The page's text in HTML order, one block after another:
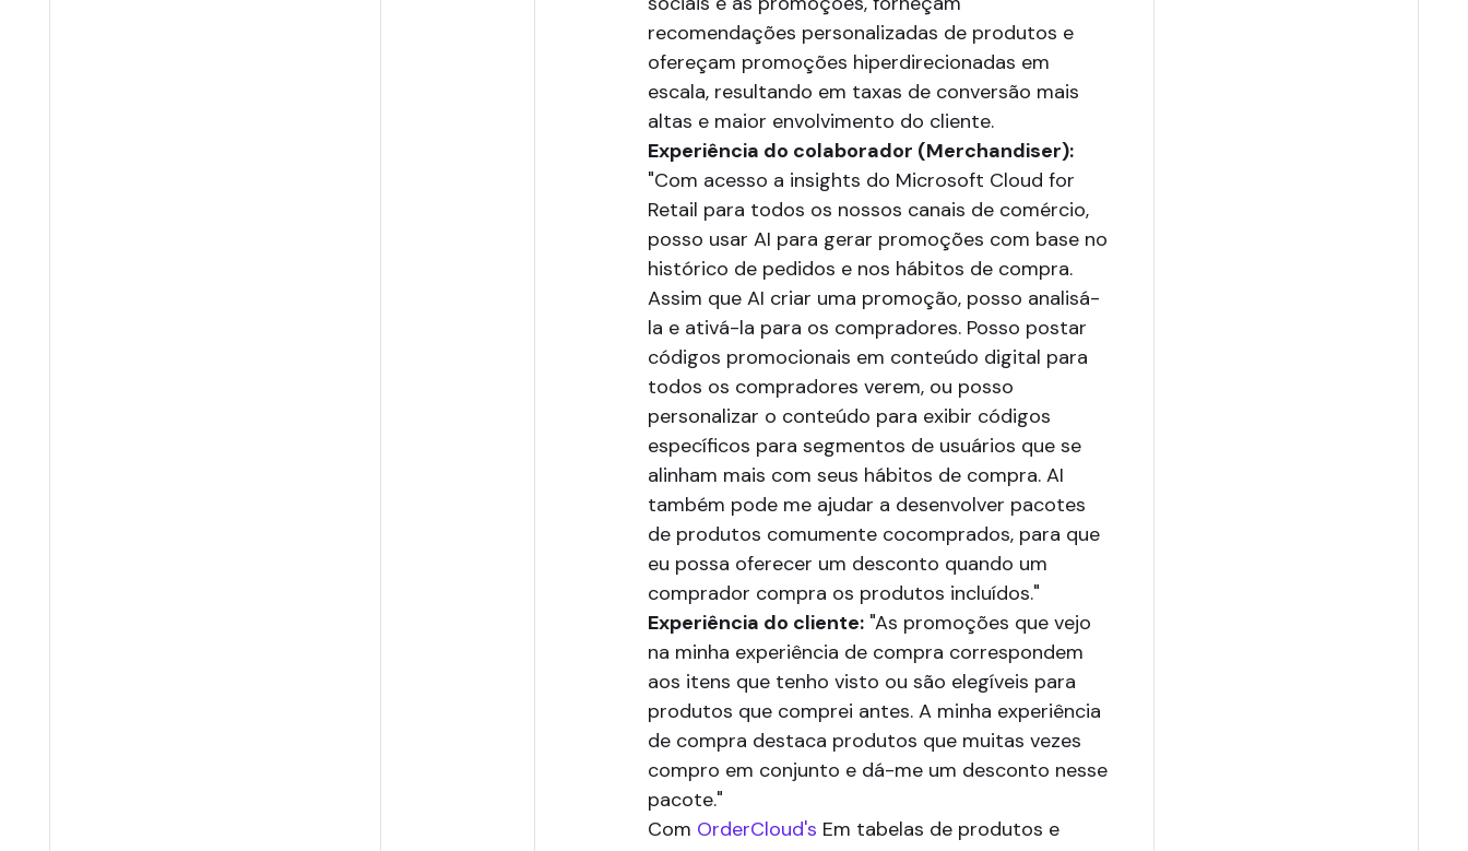
recomendações personalizadas de produtos e
ofereçam promoções hiperdirecionadas em
escala, resultando em taxas de conversão mais
altas e maior envolvimento do cliente.
Experiência do colaborador (Merchandiser):
"Com acesso a insights do Microsoft Cloud for
Retail para todos os nossos canais de comércio,
posso usar AI para gerar promoções com base no
histórico de pedidos e nos hábitos de compra.
Assim que AI criar uma promoção, posso analisá-
la e ativá-la para os compradores. Posso postar
códigos promocionais em conteúdo digital para
todos os compradores verem, ou posso
personalizar o conteúdo para exibir códigos
específicos para segmentos de usuários que se
alinham mais com seus hábitos de compra. AI
também pode me ajudar a desenvolver pacotes
de produtos comumente cocomprados, para que
eu possa oferecer um desconto quando um
comprador compra os produtos incluídos."
Experiência do cliente:"As promoções que vejo
na minha experiência de compra correspondem
aos itens que tenho visto ou são elegíveis para
produtos que comprei antes. A minha experiência
de compra destaca produtos que muitas vezes
compro em conjunto e dá-me um desconto nesse
pacote."
Com OrderCloud's Em tabelas de produtos e